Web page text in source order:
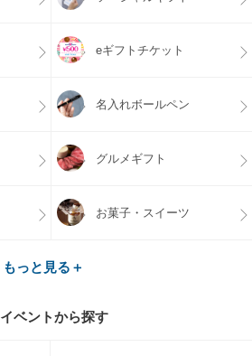
eギフトチケット
名入れボールペン
グルメギフト
お菓子・スイーツ
もっと見る＋
イベントから探す